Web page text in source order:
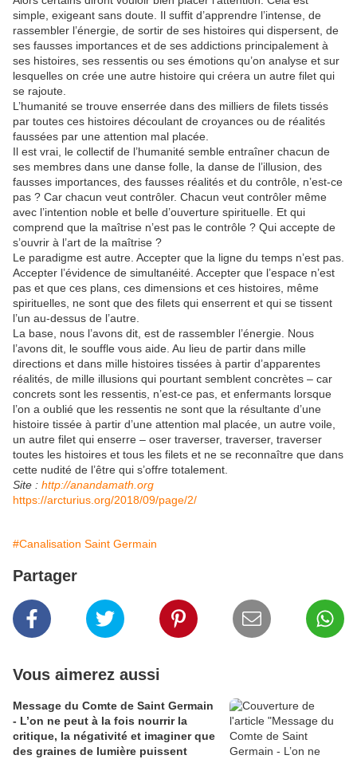
simple, exigeant sans doute. Il suffit d’apprendre l’intense, de
rassembler l’énergie, de sortir de ses histoires qui dispersent, de
ses fausses importances et de ses addictions principalement à
ses histoires, ses ressentis ou ses émotions qu’on analyse et sur
lesquelles on crée une autre histoire qui créera un autre filet qui
se rajoute.
L’humanité se trouve enserrée dans des milliers de filets tissés
par toutes ces histoires découlant de croyances ou de réalités
faussées par une attention mal placée.
Il est vrai, le collectif de l’humanité semble entraîner chacun de
ses membres dans une danse folle, la danse de l’illusion, des
fausses importances, des fausses réalités et du contrôle, n’est-ce
pas ? Car chacun veut contrôler. Chacun veut contrôler même
avec l’intention noble et belle d’ouverture spirituelle. Et qui
comprend que la maîtrise n’est pas le contrôle ? Qui accepte de
s’ouvrir à l’art de la maîtrise ?
Le paradigme est autre. Accepter que la ligne du temps n’est pas.
Accepter l’évidence de simultanéité. Accepter que l’espace n’est
pas et que ces plans, ces dimensions et ces histoires, même
spirituelles, ne sont que des filets qui enserrent et qui se tissent
l’un au-dessus de l’autre.
La base, nous l’avons dit, est de rassembler l’énergie. Nous
l’avons dit, le souffle vous aide. Au lieu de partir dans mille
directions et dans mille histoires tissées à partir d’apparentes
réalités, de mille illusions qui pourtant semblent concrètes – car
concrets sont les ressentis, n’est-ce pas, et enfermants lorsque
l’on a oublié que les ressentis ne sont que la résultante d’une
histoire tissée à partir d’une attention mal placée, un autre voile,
un autre filet qui enserre – oser traverser, traverser, traverser
toutes les histoires et tous les filets et ne se reconnaître que dans
cette nudité de l’être qui s’offre totalement.
Site : http://anandamath.org
https://arcturius.org/2018/09/page/2/
#Canalisation Saint Germain
Partager
Vous aimerez aussi
Message du Comte de Saint Germain
- L’on ne peut à la fois nourrir la
critique, la négativité et imaginer que
des graines de lumière puissent